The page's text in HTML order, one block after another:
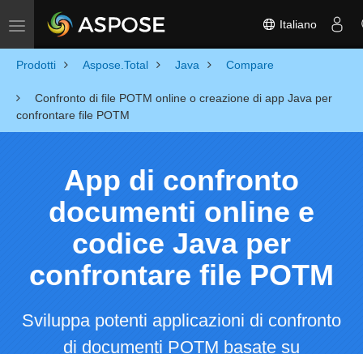
Toggle navigation Italiano
Prodotti Aspose.Total Java Compare
Confronto di file POTM online o creazione di app Java per
confrontare file POTM
App di confronto
documenti online e
codice Java per
confrontare file POTM
Sviluppa potenti applicazioni di confronto
di documenti POTM basate su